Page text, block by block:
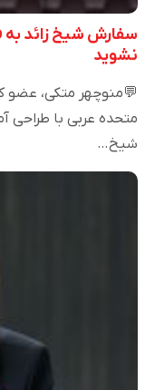
سفارش شیخ زائد به
نشوید
💬منوچهر متکی،
متحده عربی با طراحی
شیخ…